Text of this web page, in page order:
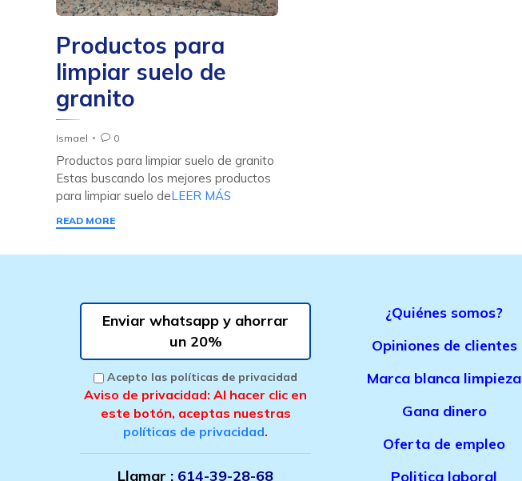
Productos para
limpiar suelo de
granito
Ismael  0
Productos para limpiar suelo de granito
Estas buscando los mejores productos
para limpiar suelo deLEER MÁS
READ MORE
Enviar whatsapp y ahorrar
un 20%
Acepto las políticas de privacidad
Aviso de privacidad: Al hacer clic en
este botón, aceptas nuestras
políticas de privacidad.
Llamar : 614-39-28-68
¿Quiénes somos?
Opiniones de clientes
Marca blanca limpieza
Gana dinero
Oferta de empleo
Politica laboral